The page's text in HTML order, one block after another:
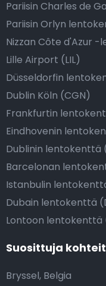
Pariisin Charles de
Pariisin Orlyn
Nizzan Côte d'Azur
Lille Airport (LIL)
Düsseldorfin
Dublin Köln (CGN)
Frankfurtin
Eindhovenin
Dublinin lentokenttä
Barcelonan
Istanbulin
Dubain lentokenttä
Lontoon lentokenttä
Suosittuja
Bryssel, Belgia